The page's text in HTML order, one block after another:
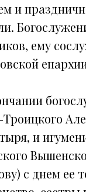
и
ему
и
с днем ее